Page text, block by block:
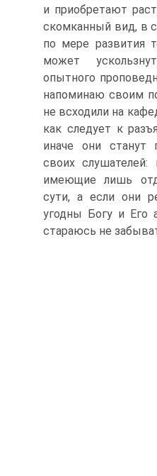
и приобретают
скомканный вид, в
по мере развития
может
опытного
напоминаю своим
не всходили на
как следует к
иначе они станут
своих слушателей:
имеющие лишь
сути, а если они
угодны Богу и Его
стараюсь не